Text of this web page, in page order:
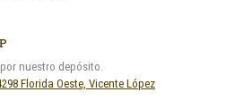
nuestro depósito.
Florida Oeste, Vicente López